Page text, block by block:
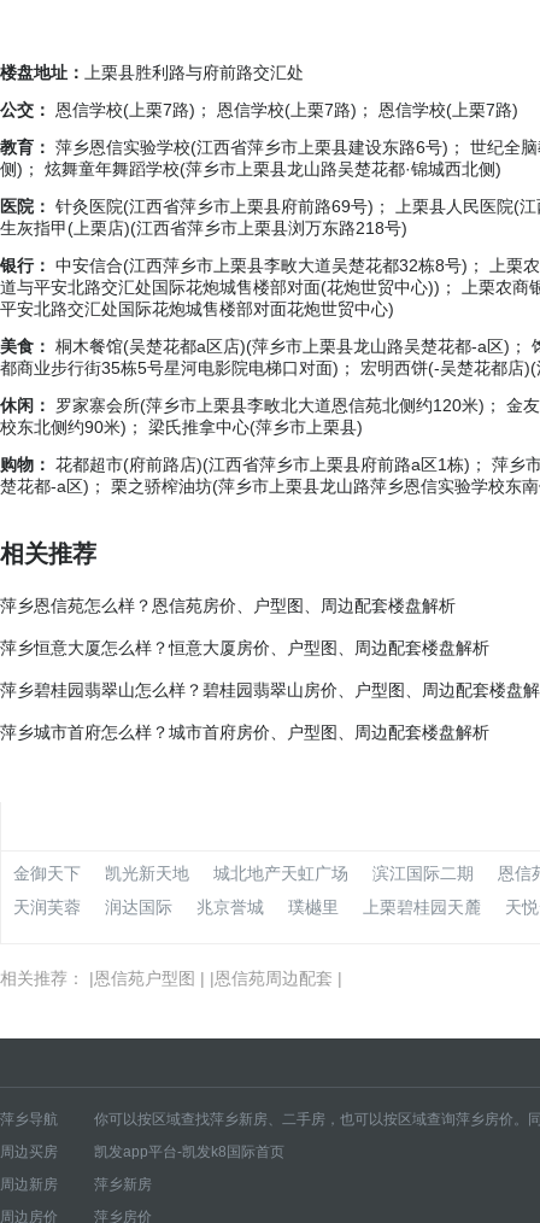
楼盘地址： 上栗县胜利路与府前路交汇处
公交： 恩信学校(上栗7路)； 恩信学校(上栗7路)； 恩信学校(上栗7路)
教育： 萍乡恩信实验学校(江西省萍乡市上栗县建设东路6号)； 世纪全
侧)； 炫舞童年舞蹈学校(萍乡市上栗县龙山路吴楚花都·锦城西北侧)
医院： 针灸医院(江西省萍乡市上栗县府前路69号)； 上栗县人民医院(
生灰指甲(上栗店)(江西省萍乡市上栗县浏万东路218号)
银行： 中安信合(江西萍乡市上栗县李畋大道吴楚花都32栋8号)； 上栗
道与平安北路交汇处国际花炮城售楼部对面(花炮世贸中心))； 上栗农
平安北路交汇处国际花炮城售楼部对面花炮世贸中心)
美食： 桐木餐馆(吴楚花都a区店)(萍乡市上栗县龙山路吴楚花都-a区)；
都商业步行街35栋5号星河电影院电梯口对面)； 宏明西饼(-吴楚花都店
休闲：
罗家寨会所(萍乡市上栗县李畋北大道恩信苑北侧约120米)； 金
校东北侧约90米)； 梁氏推拿中心(萍乡市上栗县)
购物： 花都超市(府前路店)(江西省萍乡市上栗县府前路a区1栋)； 萍乡
楚花都-a区)； 栗之骄榨油坊(萍乡市上栗县龙山路萍乡恩信实验学校东
相关推荐
萍乡恩信苑怎么样？恩信苑房价、户型图、周边配套楼盘解析
萍乡恒意大厦怎么样？恒意大厦房价、户型图、周边配套楼盘解析
萍乡碧桂园翡翠山怎么样？碧桂园翡翠山房价、户型图、周边配套楼盘
萍乡城市首府怎么样？城市首府房价、户型图、周边配套楼盘解析
金御天下 凯光新天地 城北地产天虹广场 滨江国际二期
恩信
天润芙蓉
润达国际 兆京誉城 璞樾里 上栗碧桂园天麓 天
相关推荐： |恩信苑户型图 | |恩信苑周边配套 |
萍乡导航 你可以按区域查找萍乡新房、二手房，也可以按区域查询萍乡房价。
萍乡新房 安源区新房 湘东区新房 莲花县新房
萍乡房价 安源区房价
周边买房
凯发app平台-凯发k8国际首页
周边新房
萍乡新房
周边房价
萍乡房价